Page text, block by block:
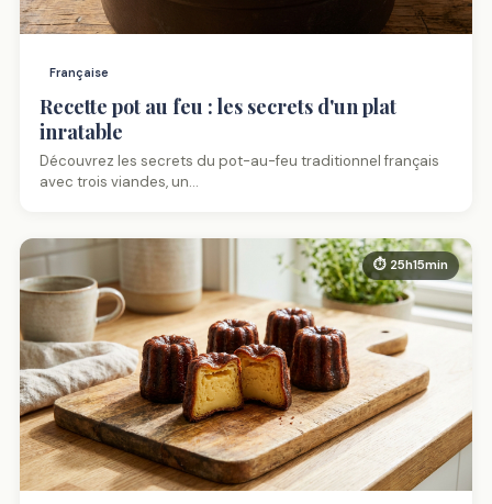
Française
Recette pot au feu : les secrets d'un plat
inratable
Découvrez les secrets du pot-au-feu traditionnel français
avec trois viandes, un…
⏱ 25h15min